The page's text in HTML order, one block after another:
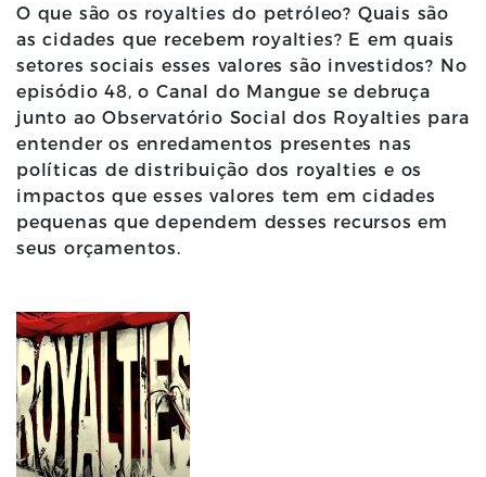
O que são os royalties do petróleo? Quais são
as cidades que recebem royalties? E em quais
setores sociais esses valores são investidos? No
episódio 48, o Canal do Mangue se debruça
junto ao Observatório Social dos Royalties para
entender os enredamentos presentes nas
políticas de distribuição dos royalties e os
impactos que esses valores tem em cidades
pequenas que dependem desses recursos em
seus orçamentos.